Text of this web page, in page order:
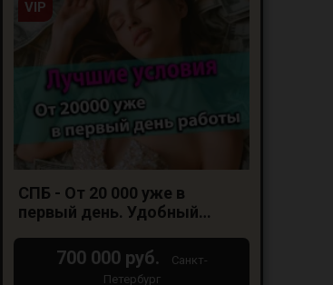
VIP
СПБ - От 20 000 уже в
первый день. Удобный
700 000 руб.
Санкт-
Петербург